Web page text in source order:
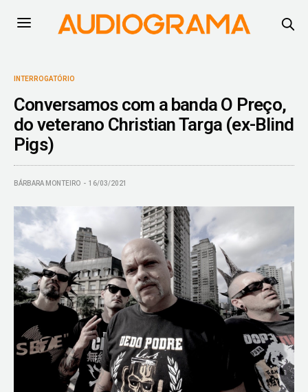
INTERROGATÓRIO
Conversamos com a banda O Preço,
do veterano Christian Targa (ex-Blind
Pigs)
BÁRBARA MONTEIRO 16/03/2021